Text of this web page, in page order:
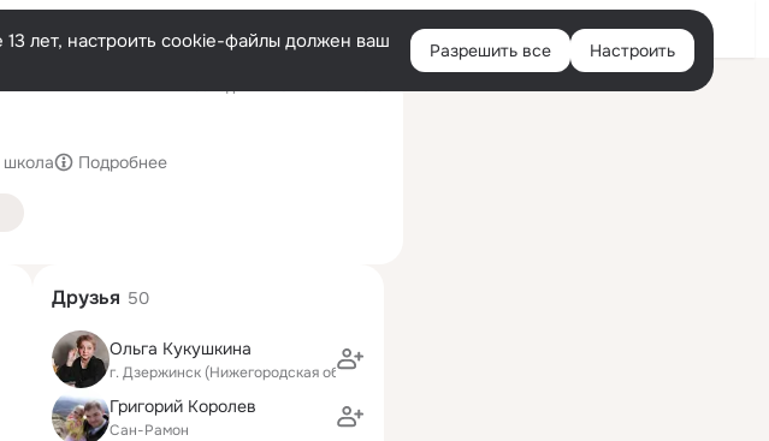
Войти
лет, настроить cookie-файлы должен ваш
Разрешить все Настроить
школа Подробнее
Друзья 50
Ольга Кукушкина
г. Дзержинск (Нижегородская область)
Григорий Королев
Сан-Рамон